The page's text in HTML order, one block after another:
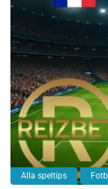
Alla speltips